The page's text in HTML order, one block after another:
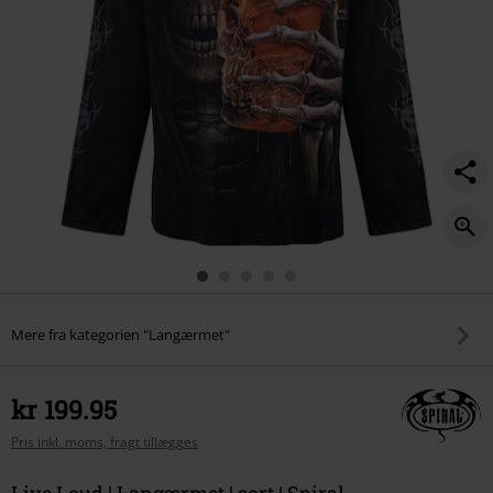
Mere fra kategorien "Langærmet"
kr 199.95
Pris inkl. moms, fragt tillægges